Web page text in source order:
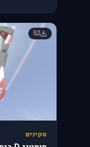
52
סקינים